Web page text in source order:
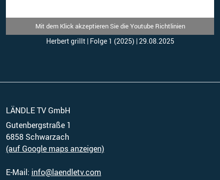
Mit dem Klick akzeptieren Sie die Youtube Richtlinien
Herbert grillt | Folge 1 (2025) | 29.08.2025
LÄNDLE TV GmbH
Gutenbergstraße 1
(auf Google maps anzeigen)
E-Mail: info@laendletv.com